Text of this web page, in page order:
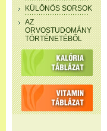
KÜLÖNÖS SORSOK
AZ
ORVOSTUDOMÁNY
TÖRTÉNETÉBŐL